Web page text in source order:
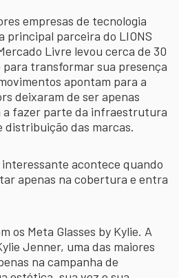
empresas de tecnologia
principal parceira do LIONS
Livre levou cerca de 30
transformar sua presença
apontam para a
deixaram de ser apenas
a fazer parte da infraestrutura
distribuição das marcas.
interessante acontece quando
apenas na cobertura e entra
os Meta Glasses by Kylie. A
Jenner, uma das maiores
na campanha de